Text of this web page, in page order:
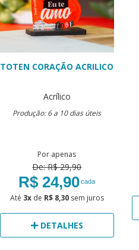
TOTEN CORAÇÃO ACRILICO
Acrílico
Produção: 6 a 10 dias úteis
Por apenas
De: R$ 29,90
R$ 24,90cada
Até 3xde R$ 8,30sem juros
DETALHES